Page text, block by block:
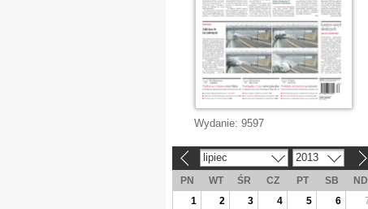
Wydanie: 9597
lipiec 2013
PN WT ŚR CZ PT SB
ND
1
2 3 4 5 6